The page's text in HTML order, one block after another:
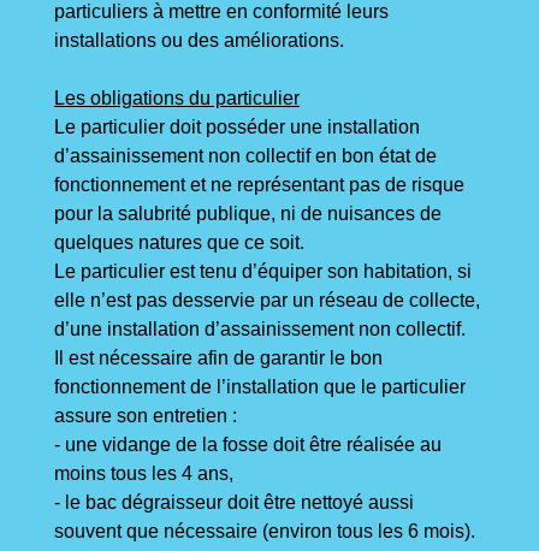
particuliers à mettre en conformité leurs
installations ou des améliorations.
Les obligations du particulier
Le particulier doit posséder une installation
d’assainissement non collectif en bon état de
fonctionnement et ne représentant pas de risque
pour la salubrité publique, ni de nuisances de
quelques natures que ce soit.
Le particulier est tenu d’équiper son habitation, si
elle n’est pas desservie par un réseau de collecte,
d’une installation d’assainissement non collectif.
Il est nécessaire afin de garantir le bon
fonctionnement de l’installation que le particulier
assure son entretien :
- une vidange de la fosse doit être réalisée au
moins tous les 4 ans,
- le bac dégraisseur doit être nettoyé aussi
souvent que nécessaire (environ tous les 6 mois).